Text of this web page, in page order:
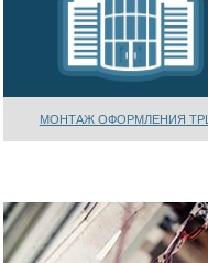
МОНТАЖ ОФОРМЛЕНИЯ